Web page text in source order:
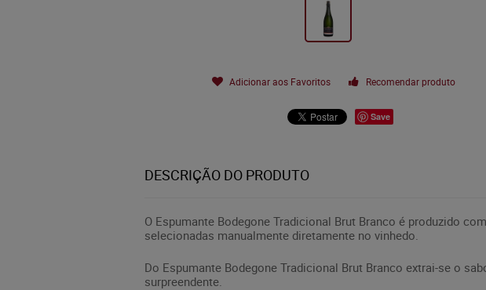
Adicionar aos Favoritos Recomendar produto
Save
DESCRIÇÃO DO PRODUTO
O Espumante Bodegone Tradicional Brut Branco é produzido
selecionadas manualmente diretamente no vinhedo.
Do Espumante Bodegone Tradicional Brut Branco extrai-se o
surpreendente.